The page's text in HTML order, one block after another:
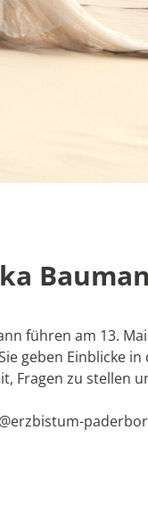
führen am 13.
geben Einblicke
Fragen zu stellen